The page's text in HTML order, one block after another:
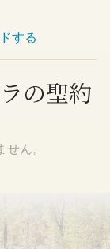
する
の聖約
ん。